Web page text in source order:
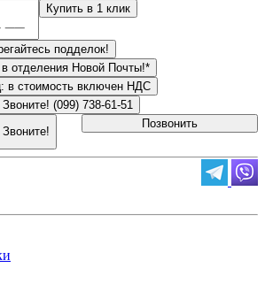
Купить в 1 клик
подделок!
в отделения Новой Почты!*
в стоимость включен НДС
Нужна консультация? Звоните! (099) 738-61-51
Позвонить